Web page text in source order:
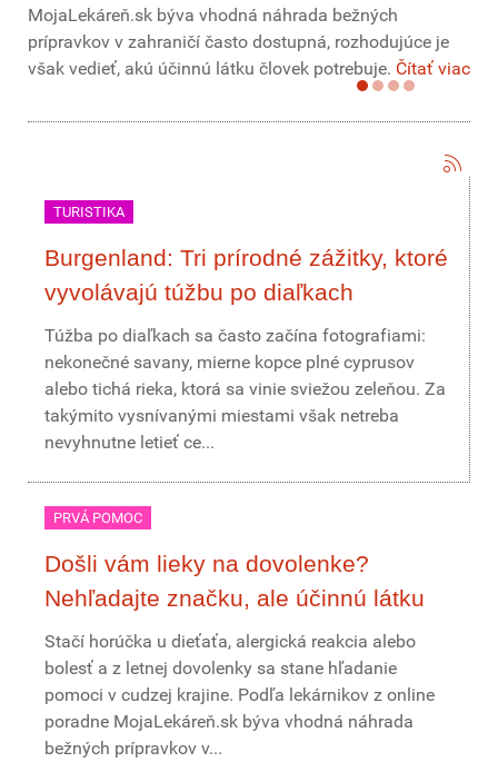
MojaLekáreň.sk býva vhodná náhrada bežných
prípravkov v zahraničí často dostupná, rozhodujúce je
však vedieť, akú účinnú látku človek potrebuje. Čítať viac
TURISTIKA
Burgenland: Tri prírodné zážitky, ktoré
vyvolávajú túžbu po diaľkach
Túžba po diaľkach sa často začína fotografiami:
nekonečné savany, mierne kopce plné cyprusov
alebo tichá rieka, ktorá sa vinie sviežou zeleňou. Za
takýmito vysnívanými miestami však netreba
nevyhnutne letieť ce...
PRVÁ POMOC
Došli vám lieky na dovolenke?
Nehľadajte značku, ale účinnú látku
Stačí horúčka u dieťaťa, alergická reakcia alebo
bolesť a z letnej dovolenky sa stane hľadanie
pomoci v cudzej krajine. Podľa lekárnikov z online
poradne MojaLekáreň.sk býva vhodná náhrada
bežných prípravkov v...